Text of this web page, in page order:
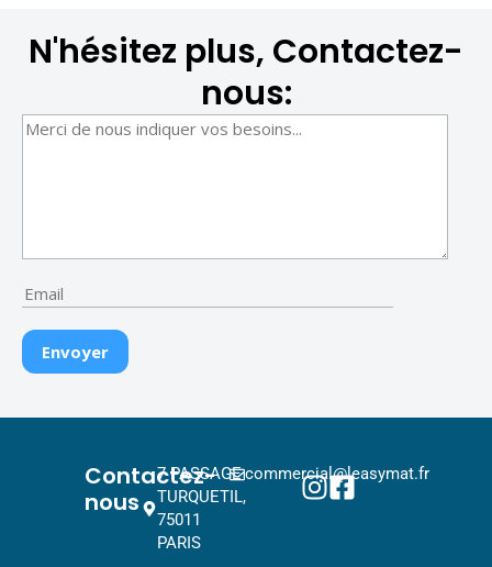
N'hésitez plus, Contactez-
nous:
Contactez-
nous
7 PASSAGE
TURQUETIL,
75011
PARIS
commercial@leasymat.fr